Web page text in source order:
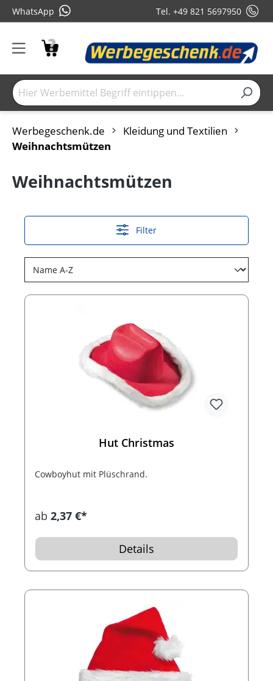
WhatsApp Tel. +49 821 5697950
Werbegeschenk.de
Kleidung und Textilien
Weihnachtsmützen
Weihnachtsmützen
Filter
Hut Christmas
Cowboyhut mit Plüschrand.
ab 2,37 €*
Details